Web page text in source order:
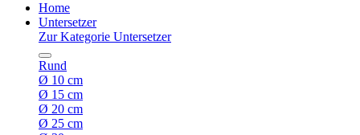
Home
Untersetzer
Zur Kategorie Untersetzer
Rund
Ø 10 cm
Ø 15 cm
Ø 20 cm
Ø 25 cm